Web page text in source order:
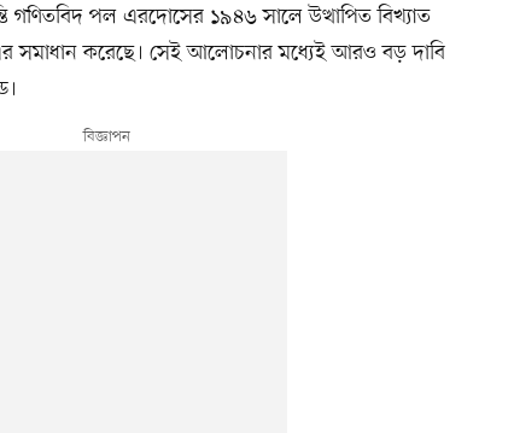
পল এরদোসের ১৯৪৬ সালে উত্থাপিত বিখ্যাত
সমাধান করেছে। সেই আলোচনার মধ্যেই আরও বড় দাবি